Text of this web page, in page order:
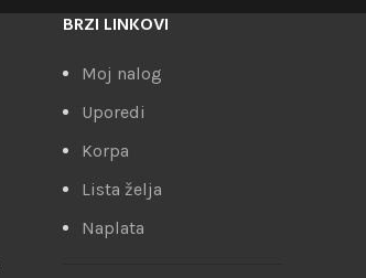
BRZI LINKOVI
Moj nalog
Uporedi
Korpa
Lista želja
Naplata